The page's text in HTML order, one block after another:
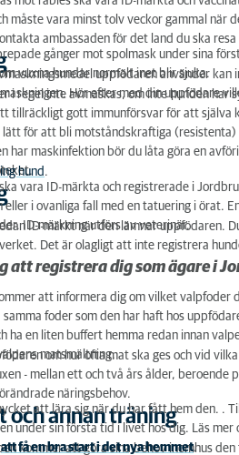
måste vara minst tolv veckor gammal när
ambassaden för det land du ska
gånger mot spolmask under sina
vuxna hundar normalt inet blir sjuka.
uppfödaren använder
Hör efter med din uppfödare
i regel inte avmaskas, om inte hunden
tillräckligt gott immunförsvar för att själva
för att bli motståndskraftiga
har maskinfektion bör du låta göra en
hund .
vara ID-märkta och registrerade i
eller i ovanliga fall med en tatuering i örat.
ID-märkning utförs av veterinär.
ID-märkt när den lämnar uppfödaren.
Det är olagligt att inte registrera
att registrera dig som ägare i
att informera dig om vilket
foder som den har haft hos
ha en liten buffert hemma redan innan
matsmältning.
om hur ofta mat ska ges och vid
- mellan ett och två års ålder,
näringsbehov.
och annan träning
att lära sig när du har fått hem den. .
under sin första tid i livet hos dig. Läs mer
att få en bra start i det nya hemmet.
kommer att göra sina behov inomhus